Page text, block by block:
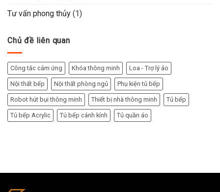
Tư vấn phong thủy (1)
Chủ đề liên quan
Công tắc cảm ứng Khóa thông minh Loa - Trợ lý ảo
Nội thất bếp Nội thất phòng ngủ Phụ kiện tủ bếp
Robot hút bụi thông minh Thiết bị nhà thông minh Tủ bếp
Tủ bếp Acrylic Tủ bếp cánh kính Tủ quần áo